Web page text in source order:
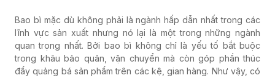
Bao bì mặc dù không phải là ngành hấp dẫn nhất trong các
lĩnh vực sản xuất nhưng nó lại là một trong những ngành
quan trọng nhất. Bởi bao bì không chỉ là yếu tố bắt buộc
trong khâu bảo quản, vận chuyển mà còn góp phần thúc
đẩy quảng bá sản phẩm trên các kệ, gian hàng. Như vậy, có